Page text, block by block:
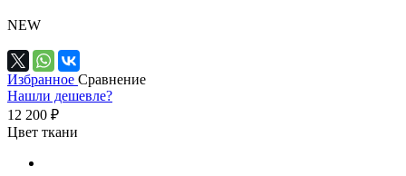
NEW
Избранное Сравнение
Нашли дешевле?
12 200 ₽
Цвет ткани